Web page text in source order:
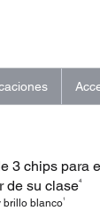
3 chips para
de su clase4
brillo blanco1